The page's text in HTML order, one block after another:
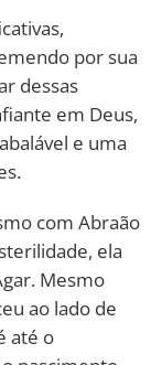
por sua
dessas
em Deus,
e uma
com Abraão
ela
Mesmo
ao lado de
até o